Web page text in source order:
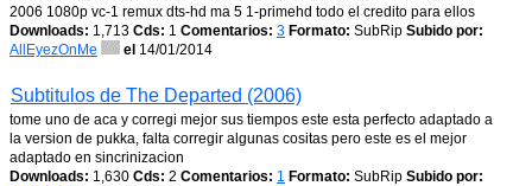
2006 1080p vc-1 remux dts-hd ma 5 1-primehd todo el credito para ellos
Downloads: 1,713 Cds: 1 Comentarios: 3 Formato: SubRip Subido por:
AllEyezOnMe
el 14/01/2014
Subtitulos de The Departed (2006)
tome uno de aca y corregi mejor sus tiempos este esta perfecto adaptado a
la version de pukka, falta corregir algunas cositas pero este es el mejor
adaptado en sincrinizacion
Downloads: 1,630 Cds: 2 Comentarios: 1 Formato: SubRip Subido por: